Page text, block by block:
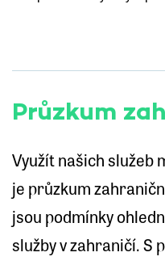
Průzkum
Využít našich služeb
je průzkum
jsou podmínky
služby v zahraničí. S